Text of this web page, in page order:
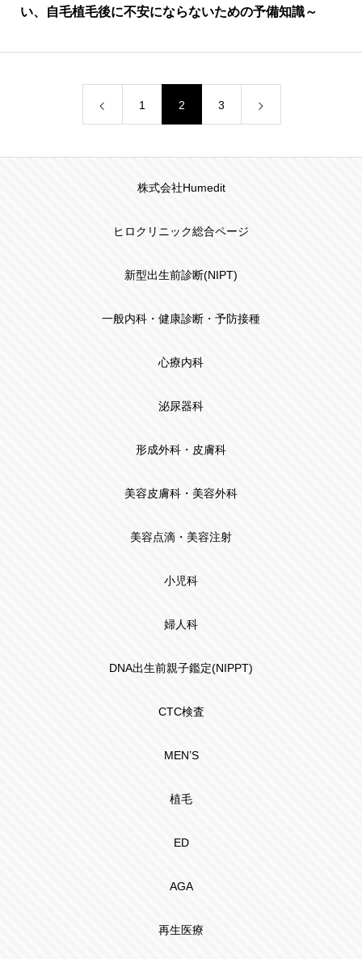
い、自毛植毛後に不安にならないための予備知識～
1 2 3
株式会社Humedit
ヒロクリニック総合ページ
新型出生前診断(NIPT)
一般内科・健康診断・予防接種
心療内科
泌尿器科
形成外科・皮膚科
美容皮膚科・美容外科
美容点滴・美容注射
小児科
婦人科
DNA出生前親子鑑定(NIPPT)
CTC検査
MEN’S
植毛
ED
AGA
再生医療